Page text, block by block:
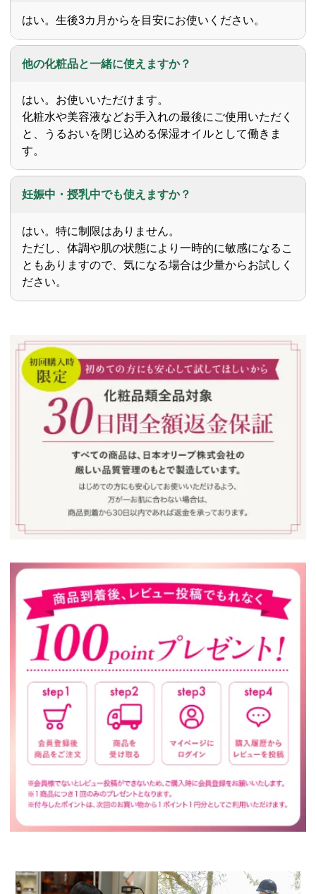
はい。生後3カ月からを目安にお使いください。
他の化粧品と一緒に使えますか？
はい。お使いいただけます。
化粧水や美容液などお手入れの最後にご使用いただく
と、うるおいを閉じ込める保湿オイルとして働きま
す。
妊娠中・授乳中でも使えますか？
はい。特に制限はありません。
ただし、体調や肌の状態により一時的に敏感になるこ
ともありますので、気になる場合は少量からお試しく
ださい。